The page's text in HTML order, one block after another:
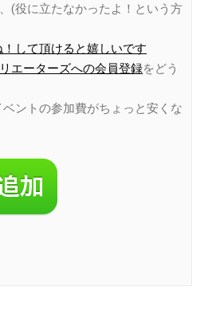
(役に立たなかったよ！という方
して頂けると嬉しいです
エーターズへの会員登録をどう
ントの参加費がちょっと安くな